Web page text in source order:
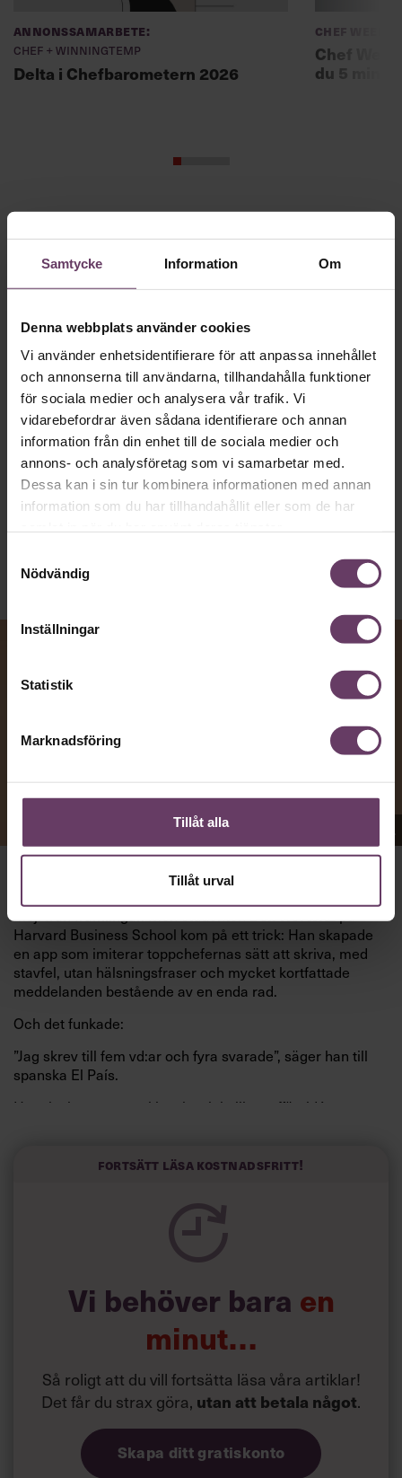
Samtycke Information Om
Denna webbplats använder cookies
Vi använder enhetsidentifierare för att anpassa innehållet
och annonserna till användarna, tillhandahålla funktioner
för sociala medier och analysera vår trafik. Vi
vidarebefordrar även sådana identifierare och annan
information från din enhet till de sociala medier och
annons- och analysföretag som vi samarbetar med.
Dessa kan i sin tur kombinera informationen med annan
information som du har tillhandahållit eller som de har
Nödvändig
Inställningar
Statistik
Marknadsföring
Tillåt alla
Tillåt urval
Annonssamarbete:
Chef + Winningtemp
Delta i Chefbarometern 2026
Chef Weekly
Chef
du 5
Skriv som en vd med en
app
text till korthugget vd-språk – utan
artighetsfraser, men gärna stavfel – vara
vägen för den som vill nå fram till
toppcheferna?
Kommunikation
Text:Fredrik Kullberg
Appen Sinceerly imiterar vd:ars kortfattade språk.
mejl från främlingar. Men studentenBen Horwitzpå
Harvard Business School kom på ett trick: Han skapade
en app som imiterar toppchefernas sätt att skriva, med
stavfel, utan hälsningsfraser och mycket kortfattade
meddelanden bestående av en enda rad.
Och det funkade:
”Jag skrev till fem vd:ar och fyra svarade”, säger han till
spanska El País.
Horwitz har nu utvecklat sitt trick till en affärsidé: appen
kortfattat slarviga vd-stilen.
Fortsätt läsa kostnadsfritt!
Vi behöver bara en
minut…
Så roligt att du vill fortsätta läsa våra artiklar!
Det får du strax göra, utan att betala något.
Skapa ditt gratiskonto